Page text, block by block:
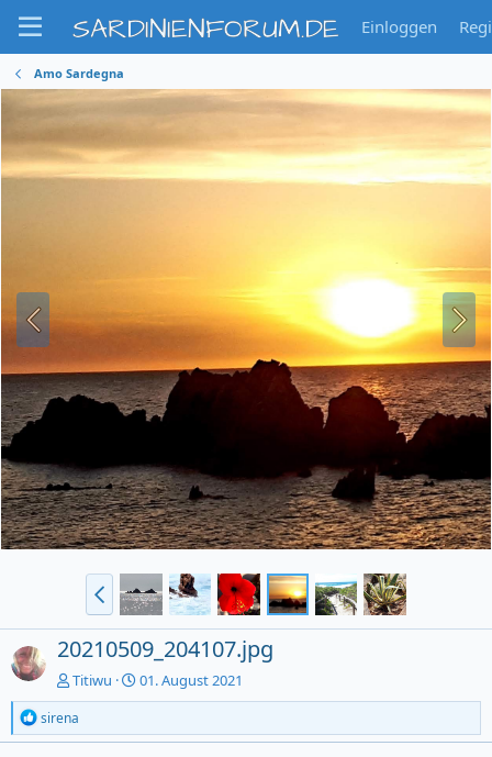
SARDINIENFORUM.DE Einloggen
Amo Sardegna
20210509_204107.jpg
Titiwu 01. August 2021
R
e
sirena